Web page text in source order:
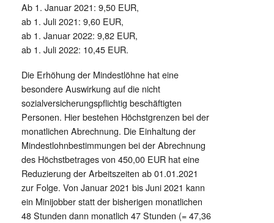
Ab 1. Januar 2021: 9,50 EUR,
ab 1. Juli 2021: 9,60 EUR,
ab 1. Januar 2022: 9,82 EUR,
ab 1. Juli 2022: 10,45 EUR.
Die Erhöhung der Mindestlöhne hat eine
besondere Auswirkung auf die nicht
sozialversicherungspflichtig beschäftigten
Personen. Hier bestehen Höchstgrenzen bei der
monatlichen Abrechnung. Die Einhaltung der
Mindestlohnbestimmungen bei der Abrechnung
des Höchstbetrages von 450,00 EUR hat eine
Reduzierung der Arbeitszeiten ab 01.01.2021
zur Folge. Von Januar 2021 bis Juni 2021 kann
ein Minijobber statt der bisherigen monatlichen
48 Stunden dann monatlich 47 Stunden (= 47,36